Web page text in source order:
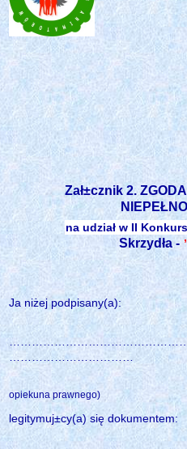
Zał±cznik 2.
na udział w II
Skrzydła -
Ja niżej podpisany(a):
……………………………
opiekuna prawnego)
legitymuj±cy(a) się dokumentem: